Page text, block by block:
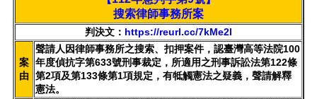
搜索律師事務所案
判決文： https://reurl.cc/7kMe2l
案
由
聲請人因律師事務所之搜索、扣押案件，認臺灣高等法院100
年度偵抗字第633號刑事裁定，所適用之刑事訴訟法第122條
第2項及第133條第1項規定，有牴觸憲法之疑義，聲請解釋
憲法。